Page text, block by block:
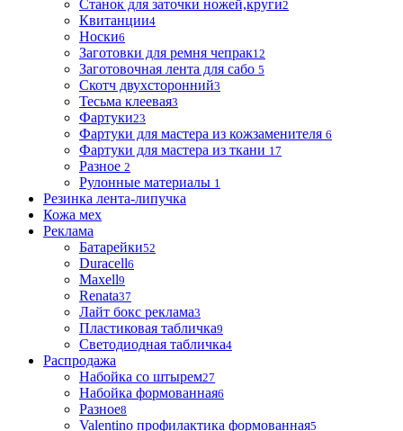
Станок для заточки ножей,круги2
Квитанции4
Носки6
Заготовки для ремня чепрак12
Заготовочная лента для сабо 5
Скотч двухсторонний3
Тесьма клеевая3
Фартуки23
Фартуки для мастера из кожзаменителя 6
Фартуки для мастера из ткани 17
Разное 2
Рулонные материалы 1
Резинка лента-липучка
Кожа мех
Реклама
Батарейки52
Duracell6
Maxell9
Renata37
Лайт бокс реклама3
Пластиковая табличка9
Светодиодная табличка4
Распродажа
Набойка со штырем27
Набойка формованная6
Разное8
Valentino профилактика формованная5